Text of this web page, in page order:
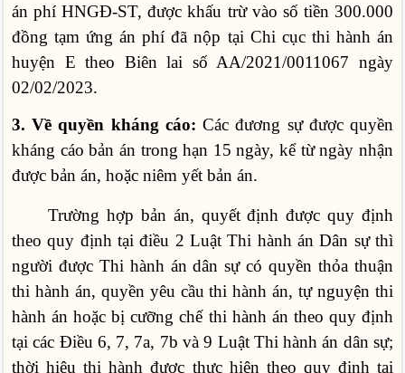
án phí HNGĐ-ST, được khấu trừ vào số tiền 300.000
đồng tạm ứng án phí đã nộp tại Chi cục thi hành án
huyện E theo Biên lai số AA/2021/0011067 ngày
02/02/2023.
3. Về quyền kháng cáo: Các đương sự được quyền
kháng cáo bản án trong hạn 15 ngày, kể từ ngày nhận
được bản án, hoặc niêm yết bản án.
Trường hợp bản án, quyết định được quy định
theo quy định tại điều 2 Luật Thi hành án Dân sự thì
người được Thi hành án dân sự có quyền thỏa thuận
thi hành án, quyền yêu cầu thi hành án, tự nguyện thi
hành án hoặc bị cưỡng chế thi hành án theo quy định
tại các Điều 6, 7, 7a, 7b và 9 Luật Thi hành án dân sự;
thời hiệu thi hành được thực hiện theo quy định tại